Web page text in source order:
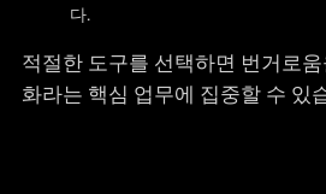
다.
적절한 도구를 선택하면 번거로
화라는 핵심 업무에 집중할 수 있